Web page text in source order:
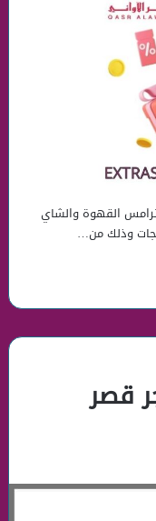
القهوة والشاي
وذلك من…
قصر